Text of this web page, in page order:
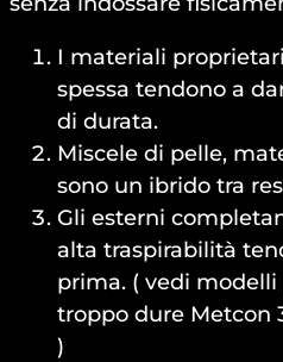
I materiali
spessa tendono a
di durata.
Miscele di pelle,
sono un ibrido tra
Gli esterni
alta traspirabilità
prima. ( vedi
troppo dure Metcon
)